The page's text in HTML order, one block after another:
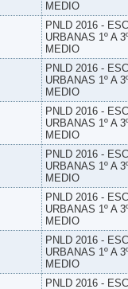
MEDIO
PNLD 2016 -
URBANAS 1º A
MEDIO
PNLD 2016 -
URBANAS 1º A
MEDIO
PNLD 2016 -
URBANAS 1º A
MEDIO
PNLD 2016 -
URBANAS 1º A
MEDIO
PNLD 2016 -
URBANAS 1º A
MEDIO
PNLD 2016 -
URBANAS 1º A
MEDIO
PNLD 2016 -